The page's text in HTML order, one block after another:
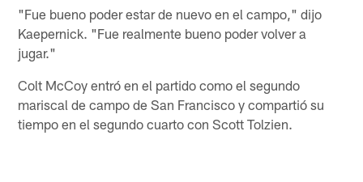
"Fue bueno poder estar de nuevo en el campo," dijo
Kaepernick. "Fue realmente bueno poder volver a
jugar."
Colt McCoy entró en el partido como el segundo
mariscal de campo de San Francisco y compartió su
tiempo en el segundo cuarto con Scott Tolzien.